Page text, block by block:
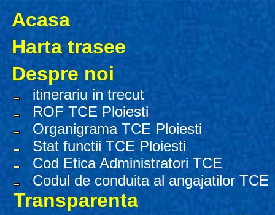
Acasa
Harta trasee
Despre noi
itinerariu in trecut
ROF TCE Ploiesti
Organigrama TCE Ploiesti
Stat functii TCE Ploiesti
Cod Etica Administratori TCE
Codul de conduita al angajatilor TCE
Transparenta